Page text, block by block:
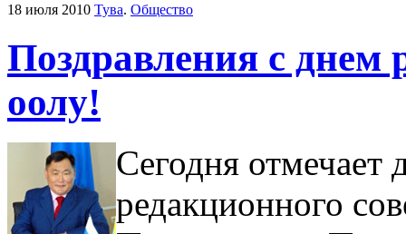
18 июля 2010 Тува. Общество
Поздравления с
оолу!
Сегодня отмечает
редакционного